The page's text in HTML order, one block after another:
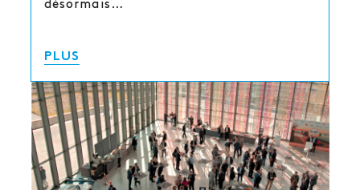
désormais…
PLUS